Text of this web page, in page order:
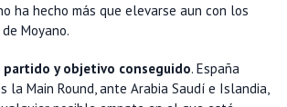
ha hecho más que elevarse aun con los
Moyano.
y objetivo conseguido. España
la Main Round, ante Arabia Saudí e Islandia,